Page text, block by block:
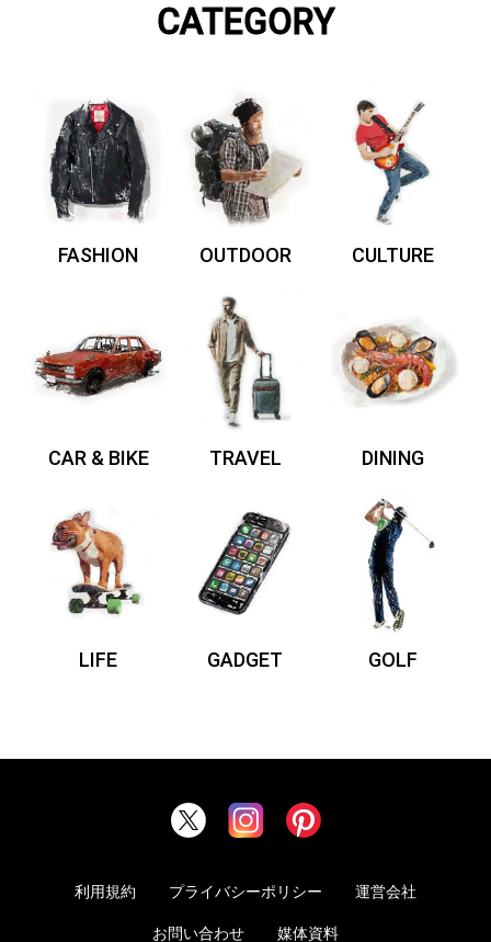
CATEGORY
FASHION OUTDOOR CULTURE
CAR & BIKE TRAVEL DINING
LIFE GADGET GOLF
利用規約 プライバシーポリシー 運営会社
お問い合わせ 媒体資料